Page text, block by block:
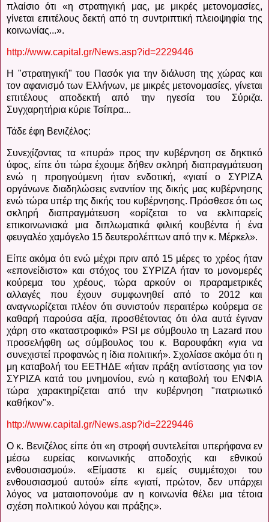
πλαίσιο ότι «η στρατηγική μας, με μικρές μετονομασίες,
γίνεται επιτέλους δεκτή από τη συντριπτική πλειοψηφία της
κοινωνίας...».
http://www.capital.gr/News.asp?id=2229446
Η "στρατηγική" του Πασόκ για την διάλυση της χώρας και
τον αφανισμό των Ελλήνων, με μικρές μετονομασίες, γίνεται
επιτέλους αποδεκτή από την ηγεσία του Σύριζα.
Συγχαρητήρια κύριε Τσίπρα...
Τάδε έφη Βενιζέλος:
Συνεχίζοντας τα «πυρά» προς την κυβέρνηση σε δηκτικό
ύφος, είπε ότι τώρα έχουμε δήθεν σκληρή διαπραγμάτευση
ενώ η προηγούμενη ήταν ενδοτική, «γιατί ο ΣΥΡΙΖΑ
οργάνωνε διαδηλώσεις εναντίον της δικής μας κυβέρνησης
ενώ τώρα υπέρ της δικής του κυβέρνησης. Πρόσθεσε ότι ως
σκληρή διαπραγμάτευση «ορίζεται το να εκλιπαρείς
επικοινωνιακά μια διπλωματικά φιλική κουβέντα ή ένα
φευγαλέο χαμόγελο 15 δευτερολέπτων από την κ. Μέρκελ».
Είπε ακόμα ότι ενώ μέχρι πριν από 15 μέρες το χρέος ήταν
«επονείδιστο» και στόχος του ΣΥΡΙΖΑ ήταν το μονομερές
κούρεμα του χρέους, τώρα αρκούν οι πραραμετρικές
αλλαγές που έχουν συμφωνηθεί από το 2012 και
αναγνωρίζεται πλέον ότι συνιστούν περαιτέρω κούρεμα σε
καθαρή παρούσα αξία, προσθέτοντας ότι όλα αυτά έγιναν
χάρη στο «καταστροφικό» PSI με σύμβουλο τη Lazard που
προσελήφθη ως σύμβουλος του κ. Βαρουφάκη «για να
συνεχιστεί προφανώς η ίδια πολιτική». Σχολίασε ακόμα ότι η
μη καταβολή του ΕΕΤΗΔΕ «ήταν πράξη αντίστασης για τον
ΣΥΡΙΖΑ κατά του μνημονίου, ενώ η καταβολή του ΕΝΦΙΑ
τώρα χαρακτηρίζεται από την κυβέρνηση "πατριωτικό
καθήκον"».
http://www.capital.gr/News.asp?id=2229446
Ο κ. Βενιζέλος είπε ότι «η στροφή συντελείται υπερήφανα εν
μέσω ευρείας κοινωνικής αποδοχής και εθνικού
ενθουσιασμού». «Είμαστε κι εμείς συμμέτοχοι του
ενθουσιασμού αυτού» είπε «γιατί, πρώτον, δεν υπάρχει
λόγος να ματαιοπονούμε αν η κοινωνία θέλει μια τέτοια
σχέση πολιτικού λόγου και πράξης».